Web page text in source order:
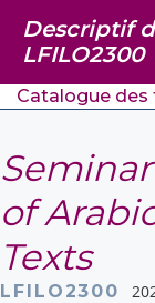
Descriptif
LFILO2300
Catalogue
of
Texts
LFILO2300